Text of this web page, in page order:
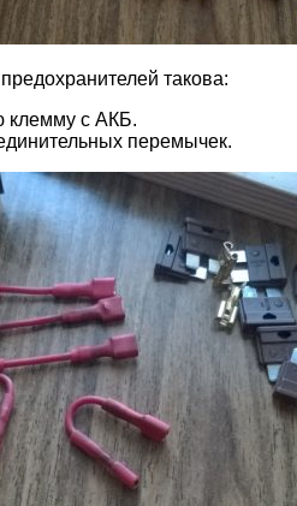
такова:
клемму с АКБ.
перемычек.